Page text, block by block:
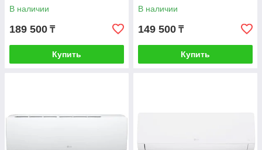
В наличии
189 500 ₸
Купить
В наличии
149 500 ₸
Купить